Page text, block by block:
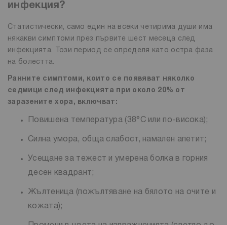
инфекция?
Статистически, само един на всеки четирима души има
някакви симптоми през първите шест месеца след
инфекцията. Този период се определя като остра фаза
на болестта.
Ранните симптоми, които се появяват няколко
седмици след инфекцията при около 20% от
заразените хора, включват:
Повишена температура (38°C или по-висока);
Силна умора, обща слабост, намален апетит;
Усещане за тежест и умерена болка в горния
десен квадрант;
Жълтеница (пожълтяване на бялото на очите и
кожата);